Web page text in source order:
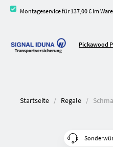
Montageservice für 137,00 € im
Pickawood
Startseite Regale